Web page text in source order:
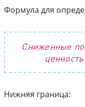
Формула для
Сниженные
Нижняя граница: